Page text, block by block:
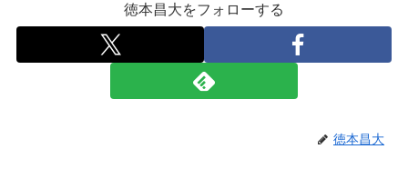
徳本昌大をフォローする
徳本昌大